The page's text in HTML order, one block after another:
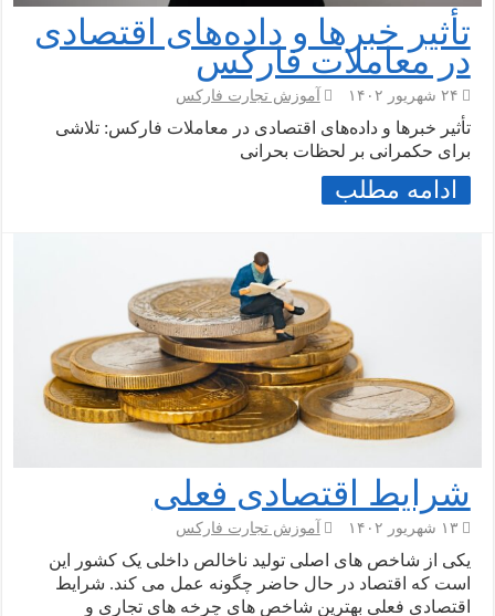
تأثیر خبرها و داده‌های اقتصادی
در معاملات فارکس
۲۴ شهریور ۱۴۰۲ آموزش تجارت فارکس
تأثیر خبرها و داده‌های اقتصادی در معاملات فارکس: تلاشی
برای حکمرانی بر لحظات بحرانی
ادامه مطلب
شرایط اقتصادی فعلی
۱۳ شهریور ۱۴۰۲ آموزش تجارت فارکس
یکی از شاخص های اصلی تولید ناخالص داخلی یک کشور این
است که اقتصاد در حال حاضر چگونه عمل می کند. شرایط
اقتصادی فعلی بهترین شاخص های چرخه های تجاری و